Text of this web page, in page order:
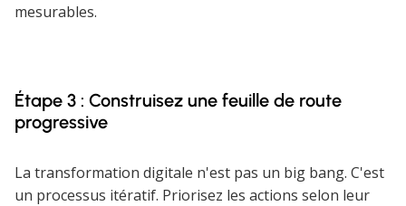
mesurables.
Étape 3 : Construisez une feuille de route
progressive
La transformation digitale n'est pas un big bang. C'est
un processus itératif. Priorisez les actions selon leur